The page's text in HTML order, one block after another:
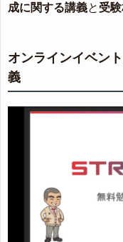
成に関する講義と 受
オンラインイベン
義